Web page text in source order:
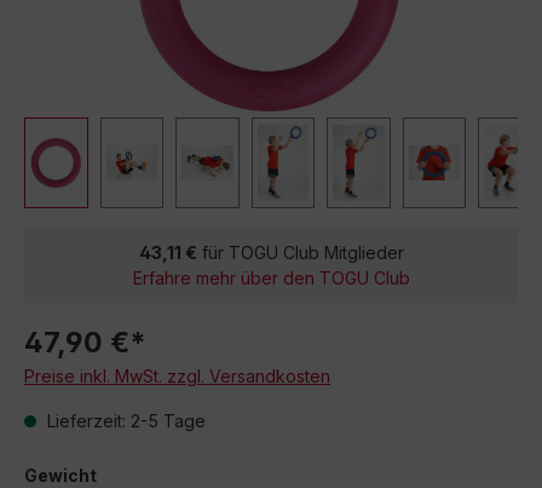
43,11 € für TOGU Club Mitglieder
Erfahre mehr über den TOGU Club
47,90 €*
Preise inkl. MwSt. zzgl. Versandkosten
Lieferzeit: 2-5 Tage
Gewicht